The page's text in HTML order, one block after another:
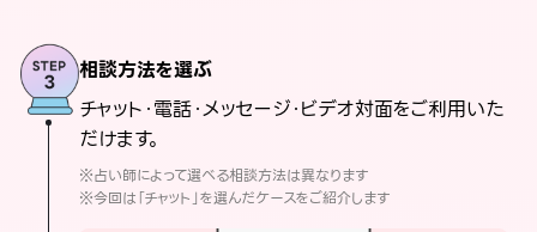
相談方法を選ぶ
チャット・電話・メッセージ・ビデオ対面をご利用いた
だけます。
※占い師によって選べる相談方法は異なります
※今回は「チャット」を選んだケースをご紹介します